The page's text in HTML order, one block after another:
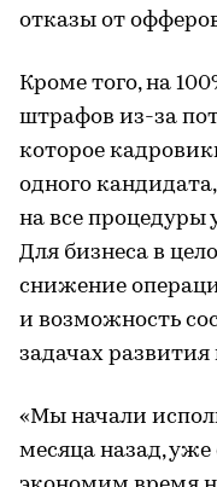
отказы от
Кроме того, на
штрафов из-за
которое
одного
на все процедуры
Для бизнеса в
снижение
и возможность
задачах
«Мы начали
месяца назад, уже